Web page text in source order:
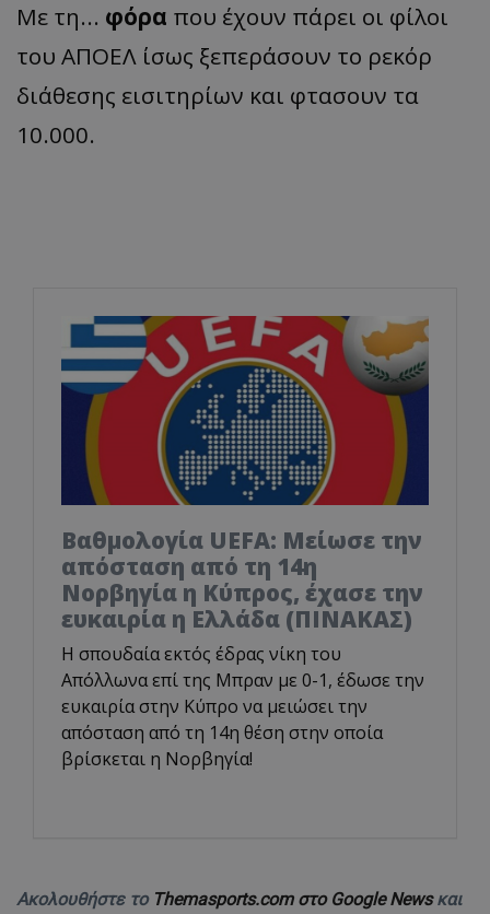
Με τη... φόρα που έχουν πάρει οι φίλοι
του ΑΠΟΕΛ ίσως ξεπεράσουν το ρεκόρ
διάθεσης εισιτηρίων και φτασουν τα
10.000.
Βαθμολογία UEFA: Μείωσε την
απόσταση από τη 14η
Νορβηγία η Κύπρος, έχασε την
ευκαιρία η Ελλάδα (ΠΙΝΑΚΑΣ)
Η σπουδαία εκτός έδρας νίκη του
Απόλλωνα επί της Μπραν με 0-1, έδωσε την
ευκαιρία στην Κύπρο να μειώσει την
απόσταση από τη 14η θέση στην οποία
βρίσκεται η Νορβηγία!
Ακολουθήστε το Themasports.com στο Google Newsκαι